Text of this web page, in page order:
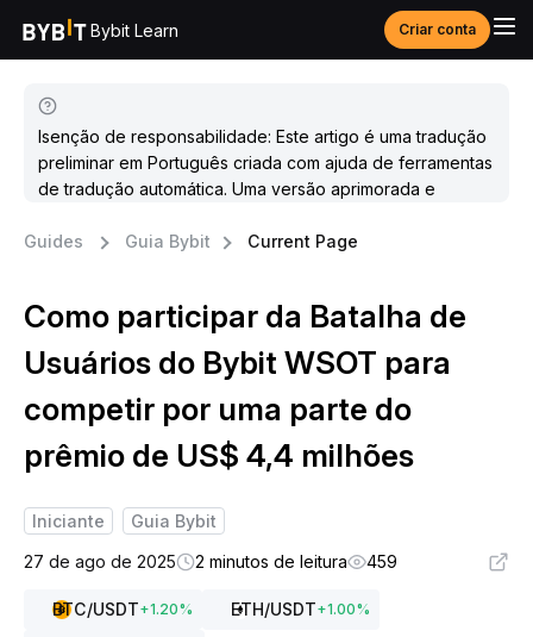
Bybit Learn Criar conta
Isenção de responsabilidade: Este artigo é uma tradução
preliminar em Português criada com ajuda de ferramentas
de tradução automática. Uma versão aprimorada e
Guides
Guia Bybit Current Page
Como participar da Batalha de
Usuários do Bybit WSOT para
competir por uma parte do
prêmio de US$ 4,4 milhões
Iniciante
Guia Bybit
27 de ago de 2025
2 minutos de leitura 459
BTC/USDT+1.20% ETH/USDT+1.00%